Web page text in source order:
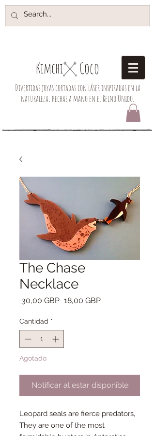
Kimchi​ Coco
Divertidas joyas cortadas con láser inspiradas en la
naturaleza, hechas a mano en el Reino Unido.
The Chase
Necklace
30,00 GBP Precio
18,00 GBPPrecio
Cantidad *
Agotado
Notificar al estar disponible
Leopard seals are fierce predators,
They are one of the most